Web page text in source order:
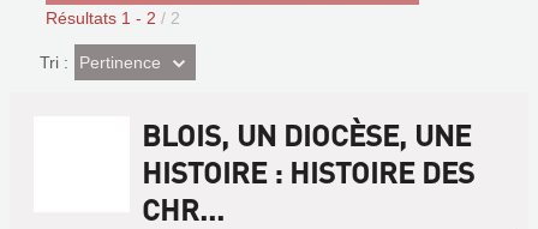
Résultats 1 - 2 / 2
Tri : (Effet
imédiat)
Pertinence
BLOIS, UN DIOCÈSE, UNE
HISTOIRE : HISTOIRE DES
CHR...